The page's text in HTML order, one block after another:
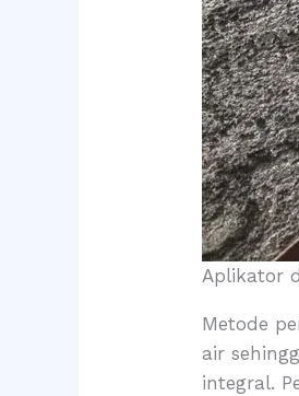
Aplikator
Metode
air
integral.